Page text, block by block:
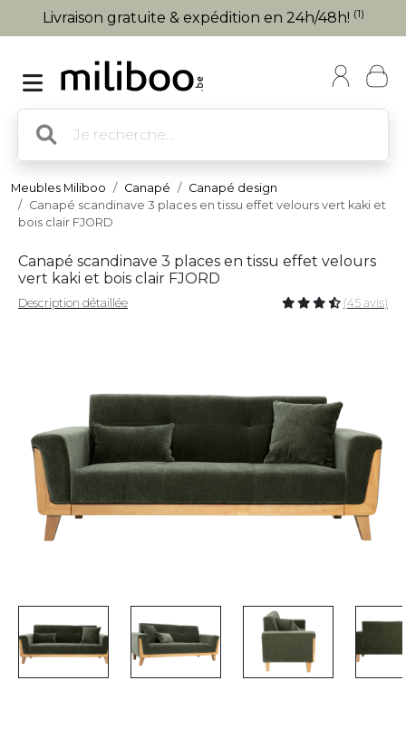
Livraison gratuite & expédition en 24h/48h! (1)
Meubles Miliboo Canapé
Canapé design
Canapé scandinave 3 places en tissu effet velours vert kaki et
bois clair FJORD
Canapé scandinave 3 places en tissu effet velours
vert kaki et bois clair FJORD
Description détaillée (45 avis)